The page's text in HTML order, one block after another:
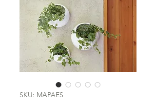
SKU: MAPAES